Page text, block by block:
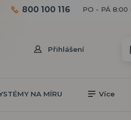
Přihlášení
800 100 116 PO - PÁ 8:00
NA MÍRU Více